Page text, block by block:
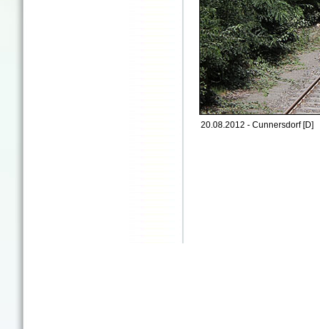
20.08.2012 - Cunnersdorf [D]